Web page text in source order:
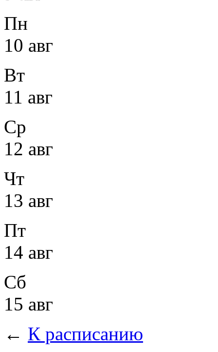
Пн
10 авг
Вт
11 авг
Ср
12 авг
Чт
13 авг
Пт
14 авг
Сб
15 авг
← К расписанию